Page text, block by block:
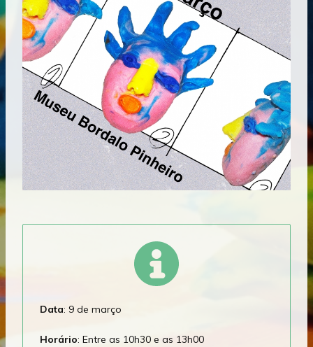
Data: 9 de março
Horário: Entre as 10h30 e as 13h00